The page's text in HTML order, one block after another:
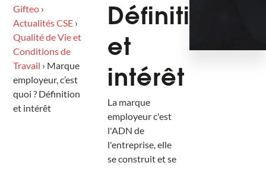
Gifteo ›
Actualités CSE ›
Qualité de Vie et
Conditions de
Travail › Marque
employeur, c’est
quoi ? Définition
et intérêt
Définition
et
intérêt
La marque
employeur c'est
l'ADN de
l'entreprise, elle
se construit et se